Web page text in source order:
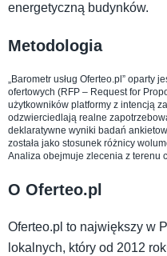
energetyczną budynków.
Metodologia
„Barometr usług Oferteo.pl” oparty
ofertowych (RFP – Request for
użytkowników platformy z intencją
odzwierciedlają realne
deklaratywne wyniki badań
została jako stosunek różnicy
Analiza obejmuje zlecenia z terenu
O Oferteo.pl
Oferteo.pl to największy w
lokalnych, który od 2012